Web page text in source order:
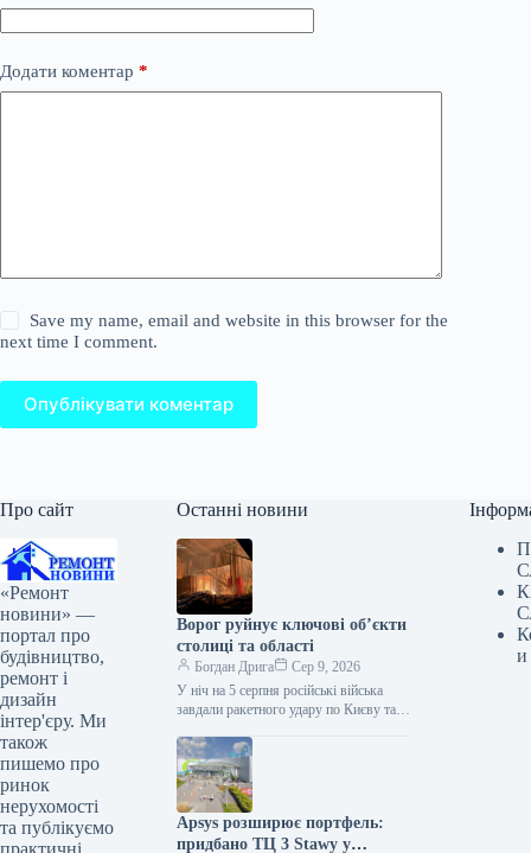
Додати коментар *
Save my name, email and website in this browser for the
next time I comment.
Опублікувати коментар
Про сайт
«Ремонт
новини» —
портал про
будівництво,
ремонт і
дизайн
інтер'єру. Ми
також
пишемо про
ринок
нерухомості
та публікуємо
практичні
Останні новини
Ворог руйнує ключові об’єкти
столиці та області
Богдан Дрига
Сер 9, 2026
У ніч на 5 серпня російські війська
завдали ракетного удару по Києву та
пошкоджено складські та…
Apsys розширює портфель:
придбано ТЦ 3 Stawy у
и